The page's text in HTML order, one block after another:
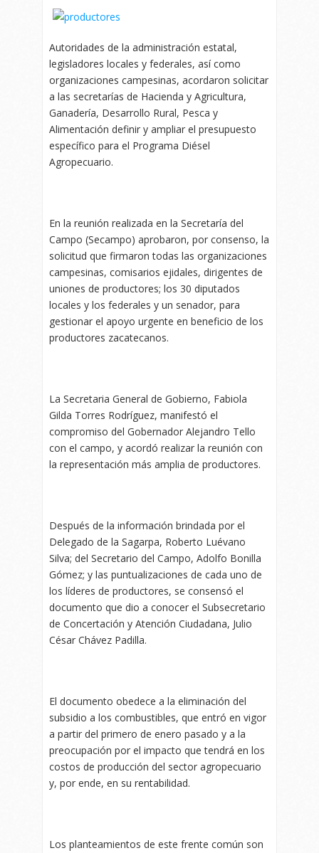
Autoridades de la administración estatal,
legisladores locales y federales, así como
organizaciones campesinas, acordaron solicitar
a las secretarías de Hacienda y Agricultura,
Ganadería, Desarrollo Rural, Pesca y
Alimentación definir y ampliar el presupuesto
específico para el Programa Diésel
Agropecuario.
En la reunión realizada en la Secretaría del
Campo (Secampo) aprobaron, por consenso, la
solicitud que firmaron todas las organizaciones
campesinas, comisarios ejidales, dirigentes de
uniones de productores; los 30 diputados
locales y los federales y un senador, para
gestionar el apoyo urgente en beneficio de los
productores zacatecanos.
La Secretaria General de Gobierno, Fabiola
Gilda Torres Rodríguez, manifestó el
compromiso del Gobernador Alejandro Tello
con el campo, y acordó realizar la reunión con
la representación más amplia de productores.
Después de la información brindada por el
Delegado de la Sagarpa, Roberto Luévano
Silva; del Secretario del Campo, Adolfo Bonilla
Gómez; y las puntualizaciones de cada uno de
los líderes de productores, se consensó el
documento que dio a conocer el Subsecretario
de Concertación y Atención Ciudadana, Julio
César Chávez Padilla.
El documento obedece a la eliminación del
subsidio a los combustibles, que entró en vigor
a partir del primero de enero pasado y a la
preocupación por el impacto que tendrá en los
costos de producción del sector agropecuario
y, por ende, en su rentabilidad.
Los planteamientos de este frente común son